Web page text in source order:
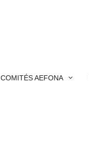
COMITÉS AEFONA